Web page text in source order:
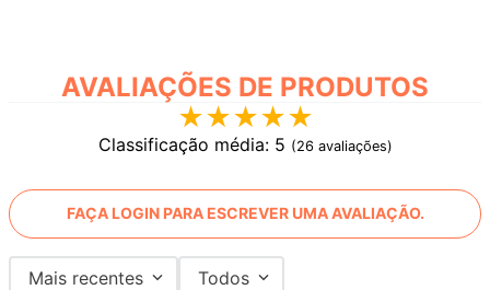
AVALIAÇÕES
★★★★★
Classificação média: 5 (26 avaliações)
FAÇA LOGIN PARA ESCREVER UMA AVALIAÇÃO.
Mais recentes Todos